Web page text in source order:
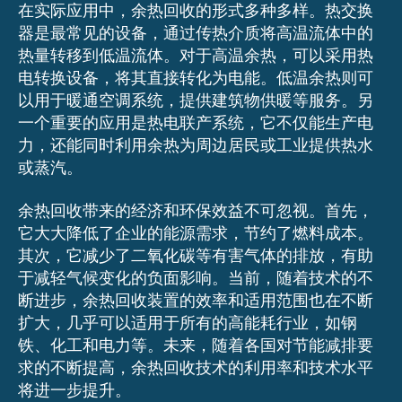
在实际应用中，余热回收的形式多种多样。热交换
器是最常见的设备，通过传热介质将高温流体中的
热量转移到低温流体。对于高温余热，可以采用热
电转换设备，将其直接转化为电能。低温余热则可
以用于暖通空调系统，提供建筑物供暖等服务。另
一个重要的应用是热电联产系统，它不仅能生产电
力，还能同时利用余热为周边居民或工业提供热水
或蒸汽。
余热回收带来的经济和环保效益不可忽视。首先，
它大大降低了企业的能源需求，节约了燃料成本。
其次，它减少了二氧化碳等有害气体的排放，有助
于减轻气候变化的负面影响。当前，随着技术的不
断进步，余热回收装置的效率和适用范围也在不断
扩大，几乎可以适用于所有的高能耗行业，如钢
铁、化工和电力等。未来，随着各国对节能减排要
求的不断提高，余热回收技术的利用率和技术水平
将进一步提升。